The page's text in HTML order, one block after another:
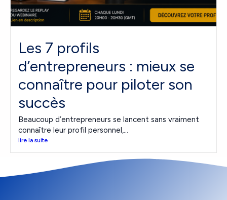
Les 7 profils
d’entrepreneurs : mieux se
connaître pour piloter son
succès
Beaucoup d’entrepreneurs se lancent sans vraiment
connaître leur profil personnel,...
lire la suite